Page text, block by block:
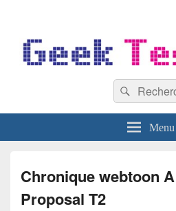
Recherche :
Menu
Chronique webtoon
Proposal T2